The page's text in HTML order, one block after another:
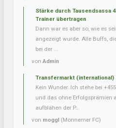
Stärke durch Tausendsassa
Trainer übertragen
Dann war es aber so, wie es
angezeigt wurde. Alle Buffs,
bei der ...
vonAdmin
Transfermarkt (international)
Kein Wunder..Ich stehe bei
und das ohne Erfolgsprämien
aufblähen der P...
von moggl (Monnemer FC)